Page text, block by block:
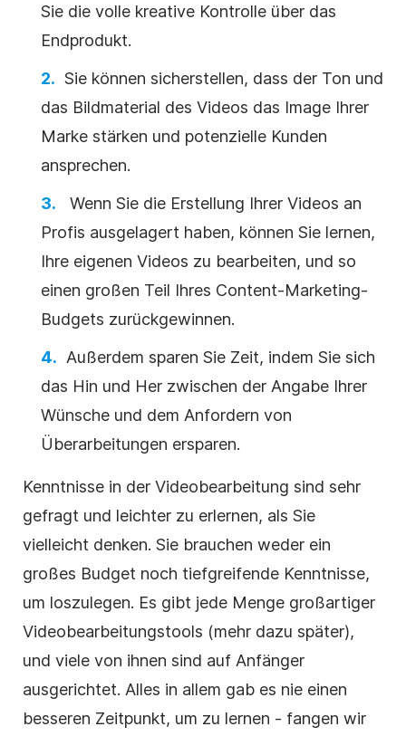
Sie die volle kreative Kontrolle über das
Endprodukt.
Sie können sicherstellen, dass der Ton und
das Bildmaterial des Videos das Image Ihrer
Marke stärken und potenzielle Kunden
ansprechen.
Wenn Sie die Erstellung Ihrer Videos an
Profis ausgelagert haben, können Sie lernen,
Ihre eigenen Videos zu bearbeiten, und so
einen großen Teil Ihres Content-Marketing-
Budgets zurückgewinnen.
Außerdem sparen Sie Zeit, indem Sie sich
das Hin und Her zwischen der Angabe Ihrer
Wünsche und dem Anfordern von
Überarbeitungen ersparen.
Kenntnisse in der Videobearbeitung sind sehr
gefragt und leichter zu erlernen, als Sie
vielleicht denken. Sie brauchen weder ein
großes Budget noch tiefgreifende Kenntnisse,
um loszulegen. Es gibt jede Menge großartiger
Videobearbeitungstools (mehr dazu später),
und viele von ihnen sind auf Anfänger
ausgerichtet. Alles in allem gab es nie einen
besseren Zeitpunkt, um zu lernen - fangen wir